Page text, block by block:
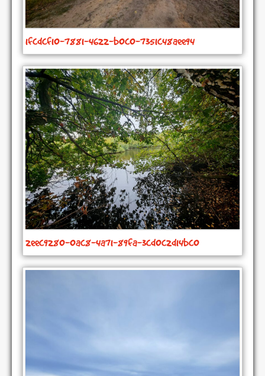
1fcdcf10-7881-4622-b0c0-7351c48aee94
2eec9280-0ac8-4a71-89fa-3cd0c2d14bc0